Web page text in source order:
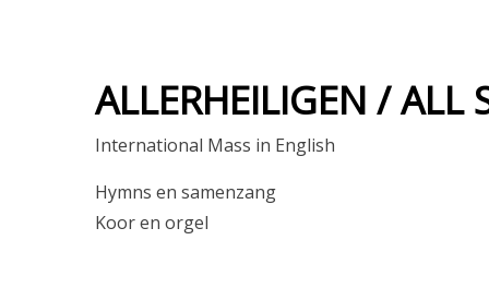
ALLERHEILIGEN / ALL
International Mass in English
Hymns en samenzang
Koor en orgel